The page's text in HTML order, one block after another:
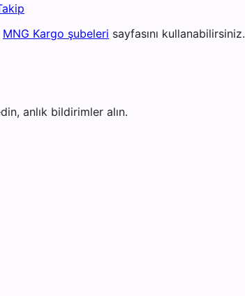
MNG Kargo şubeleri sayfasını kullanabilirsiniz.
anlık bildirimler alın.